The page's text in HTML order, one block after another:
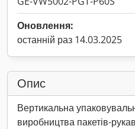
Оновлення:
останній раз 14.03.2025
Опис
Вертикальна
виробництва пакетів-